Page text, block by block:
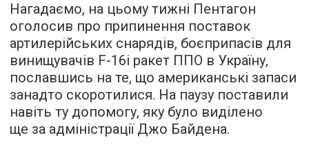
Нагадаємо, на цьому тижні Пентагон
оголосив про припинення поставок
артилерійських снарядів, боєприпасів для
винищувачів F-16і ракет ППО в Україну,
пославшись на те, що американські запаси
занадто скоротилися. На паузу поставили
навіть ту допомогу, яку було виділено
ще за адміністрації Джо Байдена.